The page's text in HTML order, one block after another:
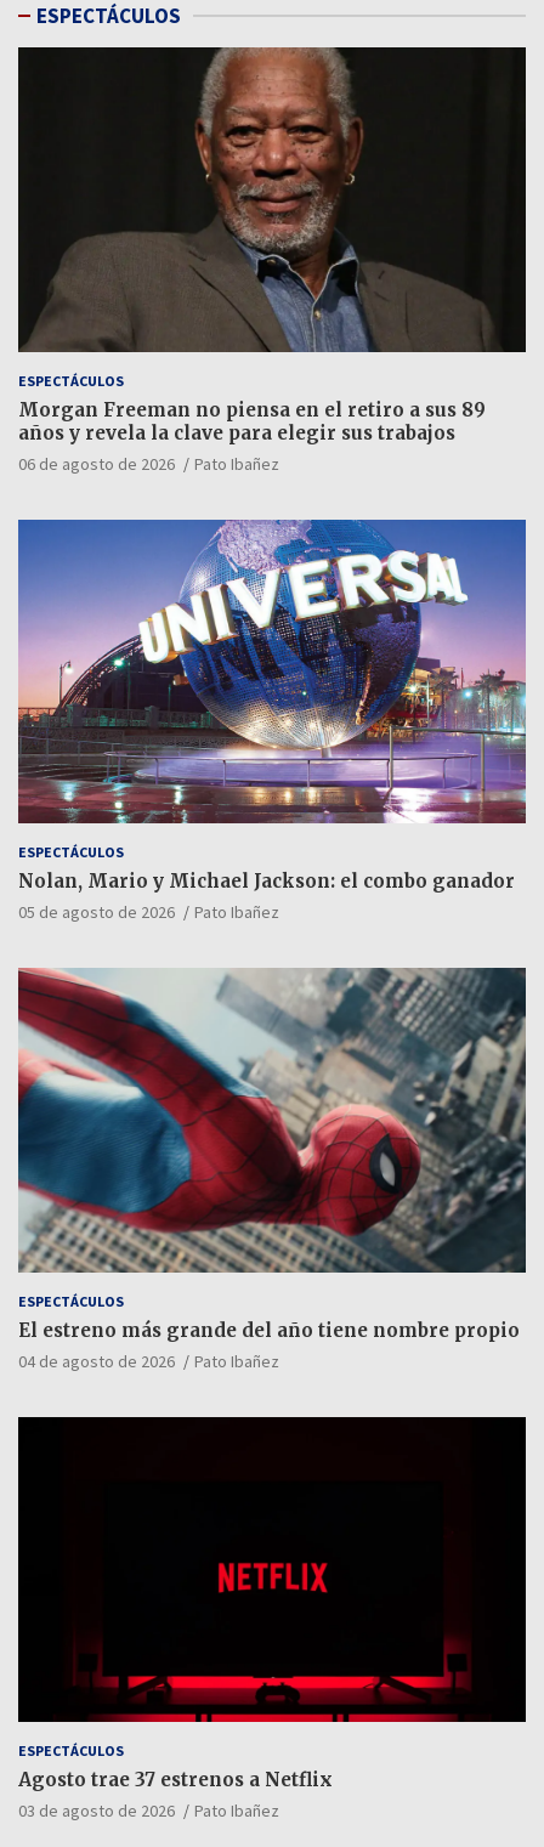
ESPECTÁCULOS
ESPECTÁCULOS
Morgan Freeman no piensa en el retiro a sus 89
años y revela la clave para elegir sus trabajos
06 de agosto de 2026 Pato Ibañez
ESPECTÁCULOS
Nolan, Mario y Michael Jackson: el combo ganador
05 de agosto de 2026 Pato Ibañez
ESPECTÁCULOS
El estreno más grande del año tiene nombre propio
04 de agosto de 2026 Pato Ibañez
ESPECTÁCULOS
Agosto trae 37 estrenos a Netflix
03 de agosto de 2026 Pato Ibañez